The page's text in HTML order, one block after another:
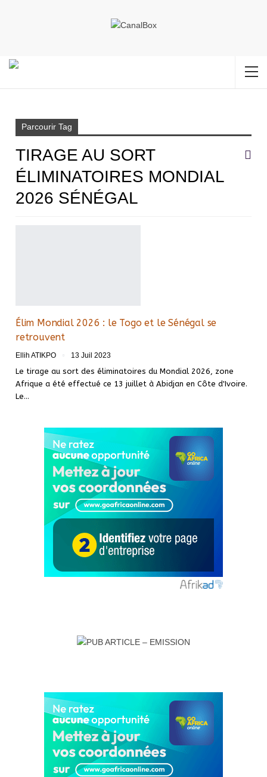
Parcourir Tag
TIRAGE AU SORT
ÉLIMINATOIRES MONDIAL
2026 SÉNÉGAL
Élim Mondial 2026 : le Togo et le Sénégal se
retrouvent
Ellih ATIKPO 13 Juil 2023
Le tirage au sort des éliminatoires du Mondial 2026, zone
Afrique a été effectué ce 13 juillet à Abidjan en Côte d'Ivoire.
Le…